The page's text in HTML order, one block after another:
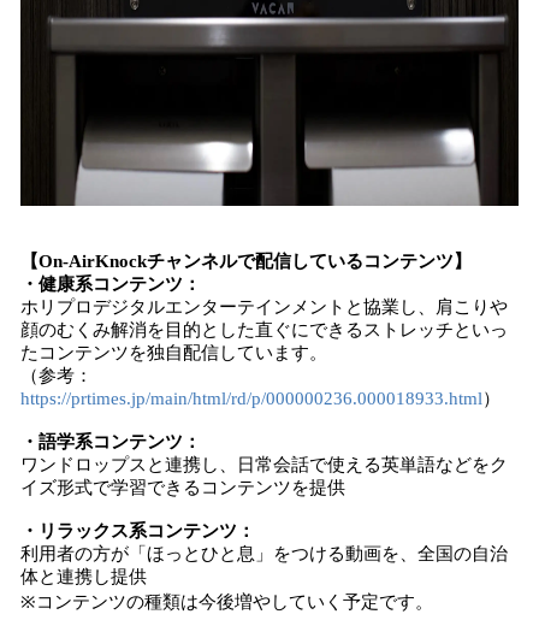
【On-AirKnockチャンネルで配信しているコンテンツ】
・健康系コンテンツ：
ホリプロデジタルエンターテインメントと協業し、肩こりや
顔のむくみ解消を目的とした直ぐにできるストレッチといっ
たコンテンツを独自配信しています。
（参考：
https://prtimes.jp/main/html/rd/p/000000236.000018933.html）
・語学系コンテンツ：
ワンドロップスと連携し、日常会話で使える英単語などをク
イズ形式で学習できるコンテンツを提供
・リラックス系コンテンツ：
利用者の方が「ほっとひと息」をつける動画を、全国の自治
体と連携し提供
※コンテンツの種類は今後増やしていく予定です。